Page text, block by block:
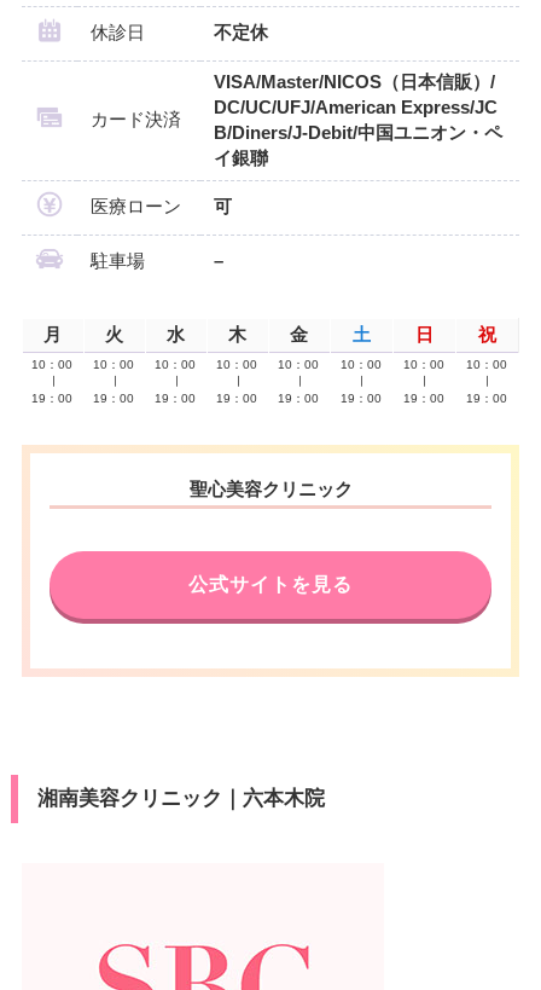
休診日 不定休
カード決済
VISA/Master/NICOS（日本信販）/
DC/UC/UFJ/American Express/JC
B/Diners/J-Debit/中国ユニオン・ペ
イ銀聯
医療ローン 可
駐車場 –
月 火 水 木 金 土 日 祝
10：00
19：00
10：00
19：00
10：00
19：00
10：00
19：00
10：00
19：00
10：00
19：00
10：00
19：00
10：00
19：00
聖心美容クリニック
公式サイトを見る
湘南美容クリニック｜六本木院